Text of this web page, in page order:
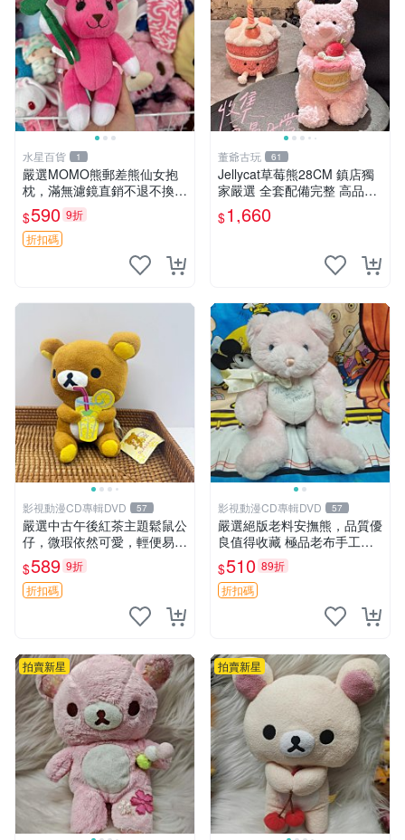
水星百貨 1
嚴選MOMO熊郵差熊仙女抱
枕，滿無濾鏡直銷不退不換
經典造型可愛必備 紅薯啵啵
間抱枕 抱枕 時尚
$590 9折
折扣碼
董爺古玩 61
Jellycat草莓熊28CM 鎮店獨
家嚴選 全套配備完整 高品質
收藏好物 紋章 玩具熊 定制熊
$1,660
影視動漫CD專輯DVD 57
嚴選中古午後紅茶主題鬆鼠公
仔，微瑕依然可愛，輕便易運
送 二手收藏推薦 工廠直營 快
遞到府 中古 玩偶 公仔
$589 9折
折扣碼
影視動漫CD專輯DVD 57
嚴選絕版老料安撫熊，品質優
良值得收藏 極品老布手工安
撫搖鈴玩具，適合哄睡寶貝
超柔老料搖鈴熊，專為孩子設
計的安心伴護 推薦絕版老布
製工藝搖鈴熊，可當作童
$510 89折
折扣碼
拍賣新星 拍賣新星